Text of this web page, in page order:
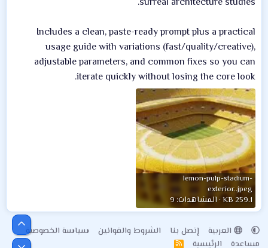
Includes a clean, paste-ready prompt plus a practical
usage guide with variations (fast/quality/creative),
adjustable parameters, and common fixes so you can
iterate quickly without losing the core look.
lemon-pulp-stadium-
exterior..jpeg
259.1 KB · المشاهدات: 9
العربية إتصل بنا الشروط والقوانين
سياسة الخصوصية
مساعدة
الرئيسية R
أعلى